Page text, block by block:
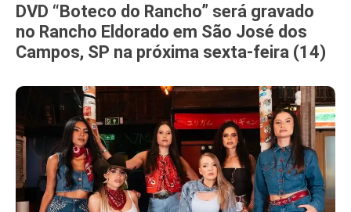
DVD “Boteco do Rancho” será gravado
no Rancho Eldorado em São José dos
Campos, SP na próxima sexta-feira (14)